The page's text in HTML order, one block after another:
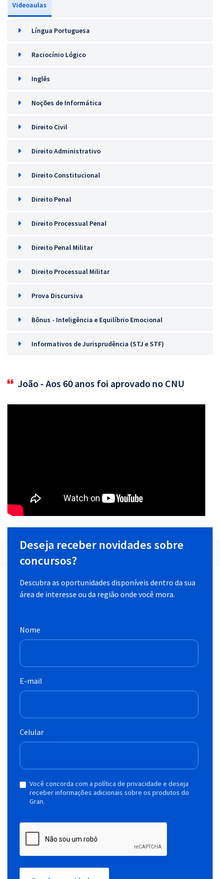
Videoaulas
Língua Portuguesa
Raciocínio Lógico
Inglês
Noções de Informática
Direito Civil
Direito Administrativo
Direito Constitucional
Direito Penal
Direito Processual Penal
Direito Penal Militar
Direito Processual Militar
Prova Discursiva
Bônus - Inteligência e Equilíbrio Emocional
Informativos de Jurisprudência (STJ e STF)
João - Aos 60 anos foi aprovado no CNU
Deseja receber novidades sobre
concursos?
Descubra as oportunidades disponíveis dentro da sua
área de interesse ou da região onde você mora.
Nome
E-mail
Celular
Você concorda com a política de privacidade e deseja
receber informações adicionais sobre os produtos do
Gran.